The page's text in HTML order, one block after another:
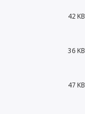
42 KB
36 KB
47 KB